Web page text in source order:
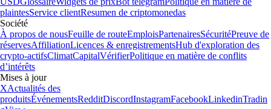
plaintesService clientResumen de criptomonedas
Société
À propos de nousFeuille de routeEmploisPartenairesSécuritéPreuve de
réservesAffiliationLicences & enregistrementsHub d'exploration des
crypto-actifsClimatCapitalVérifierPolitique en matière de conflits
d’intérêts
Mises à jour
XActualités des
produitsÉvénementsRedditDiscordInstagramFacebookLinkedinTradin